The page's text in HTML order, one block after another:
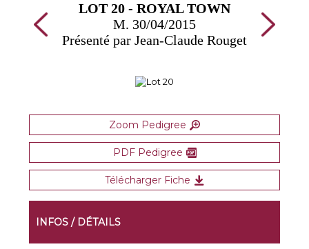
LOT 20 - ROYAL TOWN
M. 30/04/2015
Présenté par Jean-Claude Rouget
Zoom Pedigree
PDF Pedigree
Télécharger Fiche
INFOS / DÉTAILS